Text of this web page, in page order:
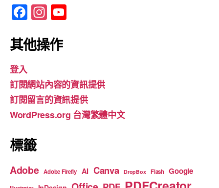
F
a
c
b
o
o
k
In
st
a
gr
a
m
u
b
e
其他操作
登入
訂閱網站內容的資訊提供
訂閱留言的資訊提供
WordPress.org 台灣繁體中文
標籤
Adobe Adobe Firefly AI Canva DropBox Flash Google